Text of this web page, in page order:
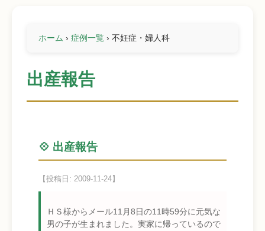
ホーム › 症例一覧 › 不妊症・婦人科
出産報告
💠 出産報告
【投稿日: 2009-11-24】
ＨＳ様からメール11月8日の11時59分に元気な
男の子が生まれました。実家に帰っているので